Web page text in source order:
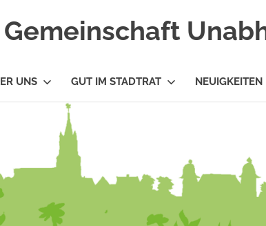
Gemeinschaft
UNS GUT IM STADTRAT NEUIGKEITEN